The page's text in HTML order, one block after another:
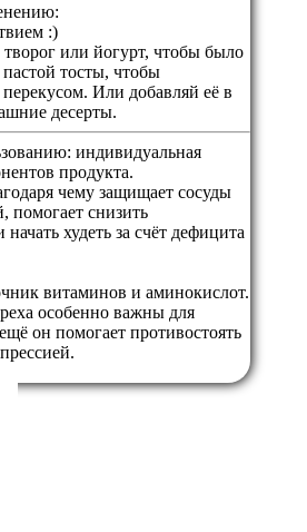
:)
или йогурт, чтобы было
тосты, чтобы
Или добавляй её в
десерты.
индивидуальная
продукта.
чему защищает сосуды
помогает снизить
худеть за счёт дефицита
витаминов и аминокислот.
особенно важны для
он помогает противостоять